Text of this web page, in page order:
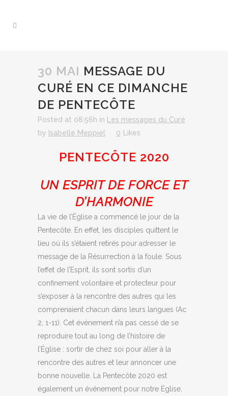
30 MAI MESSAGE DU
CURÉ EN CE DIMANCHE
DE PENTECÔTE
Posted at 08:56h in
Les messages du Curé
by Isabelle Meppiel 0 Likes
PENTECÔTE 2020
UN ESPRIT DE FORCE ET
D’HARMONIE
La vie de l’Église a commencé le jour de la
Pentecôte. En effet, les disciples quittent le
lieu où ils s’étaient retirés pour adresser le
message de la Résurrection à la foule. Sous
l’effet de l’Esprit, ils sont sortis d’un
confinement volontaire et protecteur pour
s’exposer à la rencontre des autres qui les
comprenaient chacun dans leurs langues (Ac
2, 1-11). Cet événement n’a pas cessé de se
reproduire tout au long de l’histoire de
l’Église : sortir de chez soi pour aller à la
rencontre des autres et leur annoncer une
bonne nouvelle. La Pentecôte 2020 est
également un événement pour notre Église,